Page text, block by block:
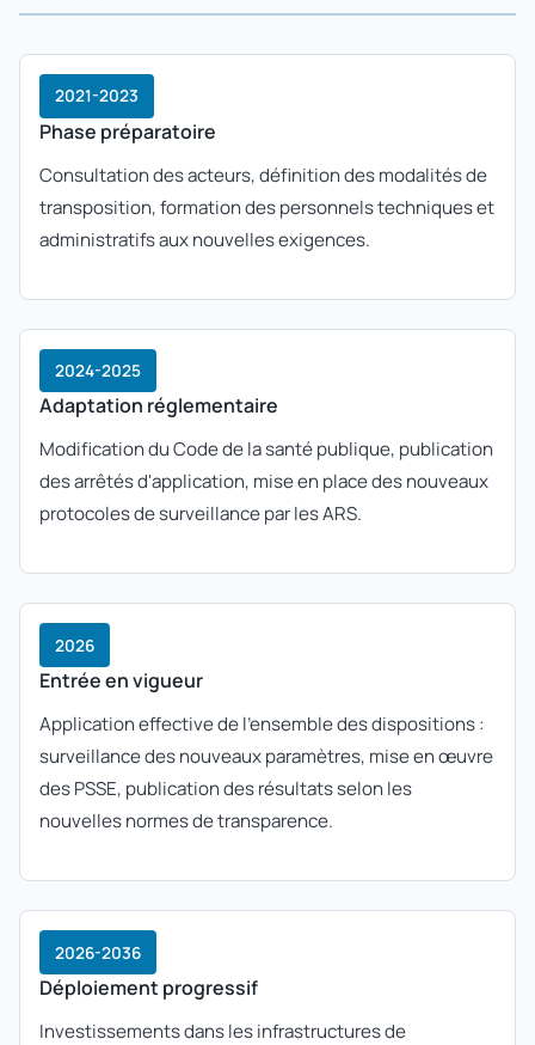
2021-2023
Phase préparatoire
Consultation des acteurs, définition des modalités de
transposition, formation des personnels techniques et
administratifs aux nouvelles exigences.
2024-2025
Adaptation réglementaire
Modification du Code de la santé publique, publication
des arrêtés d'application, mise en place des nouveaux
protocoles de surveillance par les ARS.
2026
Entrée en vigueur
Application effective de l'ensemble des dispositions :
surveillance des nouveaux paramètres, mise en œuvre
des PSSE, publication des résultats selon les
nouvelles normes de transparence.
2026-2036
Déploiement progressif
Investissements dans les infrastructures de